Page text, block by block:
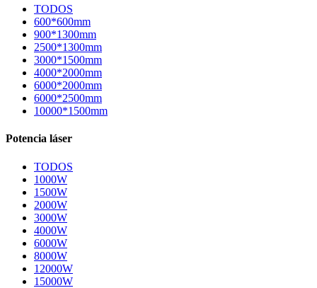
TODOS
600*600mm
900*1300mm
2500*1300mm
3000*1500mm
4000*2000mm
6000*2000mm
6000*2500mm
10000*1500mm
Potencia láser
TODOS
1000W
1500W
2000W
3000W
4000W
6000W
8000W
12000W
15000W